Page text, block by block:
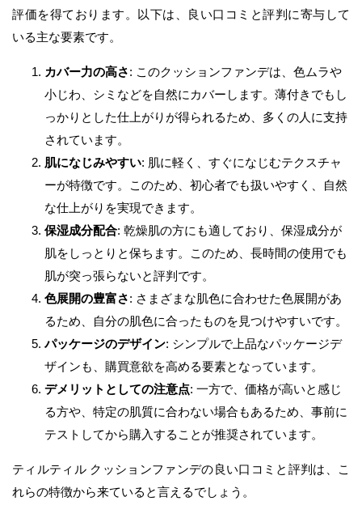
評価を得ております。以下は、良い口コミと評判に寄与して
いる主な要素です。
カバー力の高さ: このクッションファンデは、色ムラや
小じわ、シミなどを自然にカバーします。薄付きでもし
っかりとした仕上がりが得られるため、多くの人に支持
されています。
肌になじみやすい: 肌に軽く、すぐになじむテクスチャ
ーが特徴です。このため、初心者でも扱いやすく、自然
な仕上がりを実現できます。
保湿成分配合: 乾燥肌の方にも適しており、保湿成分が
肌をしっとりと保ちます。このため、長時間の使用でも
肌が突っ張らないと評判です。
色展開の豊富さ: さまざまな肌色に合わせた色展開があ
るため、自分の肌色に合ったものを見つけやすいです。
パッケージのデザイン: シンプルで上品なパッケージデ
ザインも、購買意欲を高める要素となっています。
デメリットとしての注意点: 一方で、価格が高いと感じ
る方や、特定の肌質に合わない場合もあるため、事前に
テストしてから購入することが推奨されています。
ティルティル クッションファンデの良い口コミと評判は、こ
れらの特徴から来ていると言えるでしょう。